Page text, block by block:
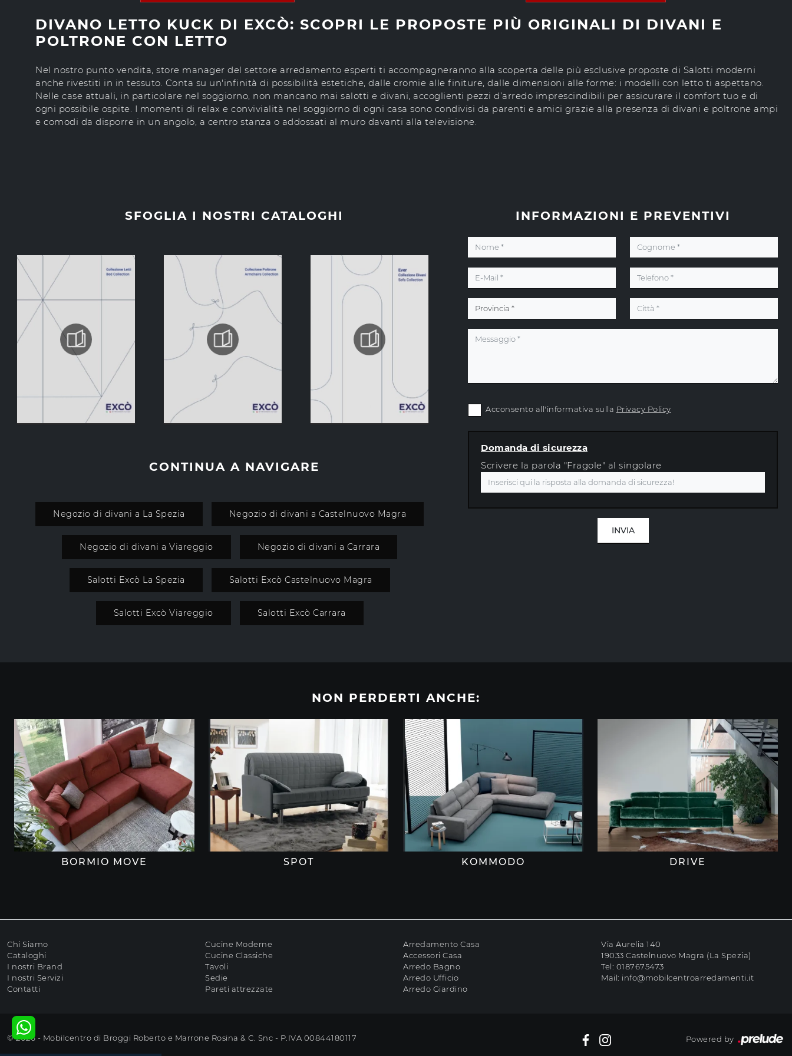
DIVANO LETTO KUCK DI EXCÒ: SCOPRI LE PROPOSTE PIÙ ORIGINALI DI DIVANI E
POLTRONE CON LETTO
Nel nostro punto vendita, store manager del settore arredamento esperti ti accompagneranno alla scoperta delle più esclusive proposte di Salotti moderni
anche rivestiti in in tessuto. Conta su un'infinità di possibilità estetiche, dalle cromie alle finiture, dalle dimensioni alle forme: i modelli con letto ti aspettano.
Nelle case attuali, in particolare nel soggiorno, non mancano mai salotti e divani, accoglienti pezzi d’arredo imprescindibili per assicurare il comfort tuo e di
ogni possibile ospite. I momenti di relax e convivialità nel soggiorno di ogni casa sono condivisi da parenti e amici grazie alla presenza di divani e poltrone ampi
e comodi da disporre in un angolo, a centro stanza o addossati al muro davanti alla televisione.
SFOGLIA I NOSTRI CATALOGHI
CONTINUA A NAVIGARE
Negozio di divani a La Spezia Negozio di divani a Castelnuovo Magra
Negozio di divani a Viareggio Negozio di divani a Carrara
Salotti Excò La Spezia Salotti Excò Castelnuovo Magra
Salotti Excò Viareggio Salotti Excò Carrara
INFORMAZIONI E PREVENTIVI
Acconsento all'informativa sulla Privacy Policy
Domanda di sicurezza
Scrivere la parola "Fragole" al singolare
INVIA
NON PERDERTI ANCHE:
BORMIO MOVE SPOT KOMMODO DRIVE
Chi Siamo
Cataloghi
I nostri Brand
I nostri Servizi
Contatti
Cucine Moderne
Cucine Classiche
Tavoli
Sedie
Pareti attrezzate
Arredamento Casa
Accessori Casa
Arredo Bagno
Arredo Ufficio
Arredo Giardino
Via Aurelia 140
19033 Castelnuovo Magra (La Spezia)
Tel: 0187675473
Mail: info@mobilcentroarredamenti.it
© 2026 - Mobilcentro di Broggi Roberto e Marrone Rosina & C. Snc - P.IVA 00844180117 Powered by